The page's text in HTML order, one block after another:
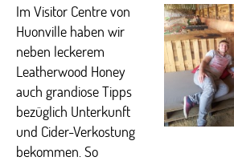
Im Visitor Centre von
Huonville haben wir
neben leckerem
Leatherwood Honey
auch grandiose Tipps
bezüglich Unterkunft
und Cider-Verkostung
bekommen. So